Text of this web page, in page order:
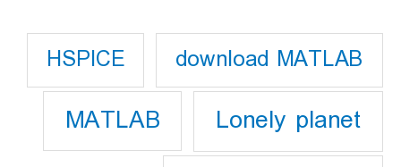
download MATLAB
HSPICE
Lonely planet
MATLAB